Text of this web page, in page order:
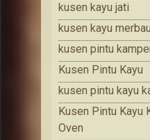
kusen kayu jati
kusen kayu merbau
kusen pintu
Kusen Pintu Kayu
kusen pintu kayu
Kusen Pintu Kayu
Oven